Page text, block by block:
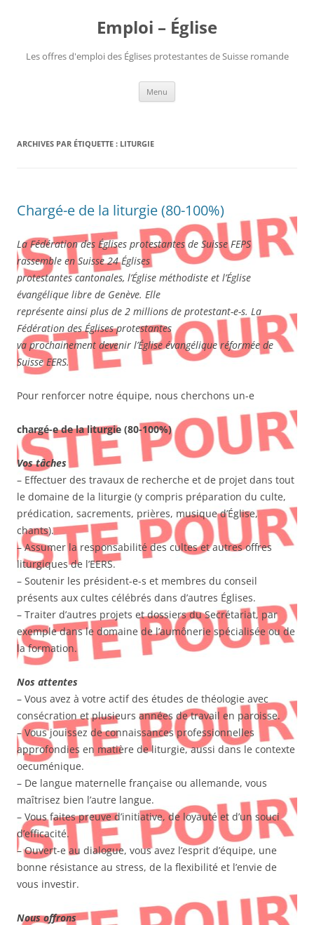
Emploi – Église
Les offres d'emploi des Églises protestantes de Suisse romande
Menu
ARCHIVES PAR ÉTIQUETTE : LITURGIE
Chargé-e de la liturgie (80-100%)
La Fédération des Églises protestantes de Suisse FEPS
rassemble en Suisse 24 Églises
protestantes cantonales, l’Église méthodiste et l’Église
évangélique libre de Genève. Elle
représente ainsi plus de 2 millions de protestant-e-s. La
Fédération des Églises protestantes
va prochainement devenir l’Église évangélique réformée de
Suisse EERS.
Pour renforcer notre équipe, nous cherchons un-e
chargé-e de la liturgie (80-100%)
Vos tâches
– Effectuer des travaux de recherche et de projet dans tout
le domaine de la liturgie (y compris préparation du culte,
prédication, sacrements, prières, musique d’Église,
chants).
– Assumer la responsabilité des cultes et autres offres
liturgiques de l’EERS.
– Soutenir les président-e-s et membres du conseil
présents aux cultes célébrés dans d’autres Églises.
– Traiter d’autres projets et dossiers du Secrétariat, par
exemple dans le domaine de l’aumônerie spécialisée ou de
la formation.
Nos attentes
– Vous avez à votre actif des études de théologie avec
consécration et plusieurs années de travail en paroisse.
– Vous jouissez de connaissances professionnelles
approfondies en matière de liturgie, aussi dans le contexte
oecuménique.
– De langue maternelle française ou allemande, vous
maîtrisez bien l’autre langue.
– Vous faites preuve d’initiative, de loyauté et d’un souci
d’efficacité.
– Ouvert-e au dialogue, vous avez l’esprit d’équipe, une
bonne résistance au stress, de la flexibilité et l’envie de
vous investir.
Nous offrons